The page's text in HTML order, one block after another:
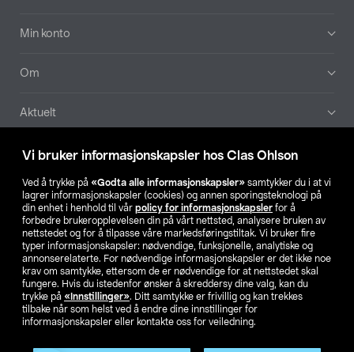
Vi bruker informasjonskapsler hos Clas Ohlson
Ved å trykke på «Godta alle informasjonskapsler» samtykker du i at vi
lagrer informasjonskapsler (cookies) og annen sporingsteknologi på
din enhet i henhold til vår policy for informasjonskapsler for å
forbedre brukeropplevelsen din på vårt nettsted, analysere bruken av
nettstedet og for å tilpasse våre markedsføringstiltak. Vi bruker fire
typer informasjonskapsler: nødvendige, funksjonelle, analytiske og
annonserelaterte. For nødvendige informasjonskapsler er det ikke noe
krav om samtykke, ettersom de er nødvendige for at nettstedet skal
fungere. Hvis du istedenfor ønsker å skreddersy dine valg, kan du
trykke på «Innstillinger». Ditt samtykke er frivillig og kan trekkes
tilbake når som helst ved å endre dine innstillinger for
informasjonskapsler eller kontakte oss for veiledning.
Min konto
Om
Aktuelt
Våre selskaper
Finn din butikk
SE NO FI